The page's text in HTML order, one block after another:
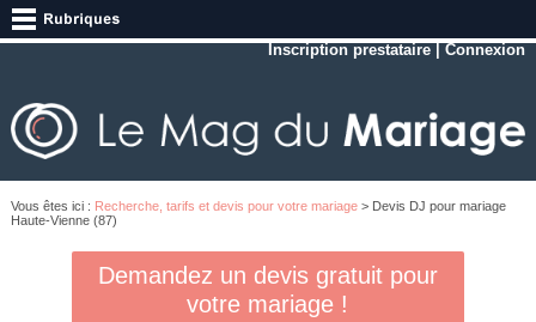
Inscription prestataire |Connexion
Vous êtes ici : Recherche, tarifs et devis pour votre mariage> Devis DJ pour mariage
Haute-Vienne (87)
Demandez un devis gratuit pour
votre mariage !